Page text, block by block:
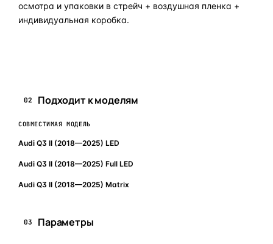
осмотра и упаковки в стрейч + воздушная пленка +
индивидуальная коробка.
02 Подходит к моделям
СОВМЕСТИМАЯ МОДЕЛЬ
Audi Q3 II (2018—2025) LED
Audi Q3 II (2018—2025) Full LED
Audi Q3 II (2018—2025) Matrix
03 Параметры